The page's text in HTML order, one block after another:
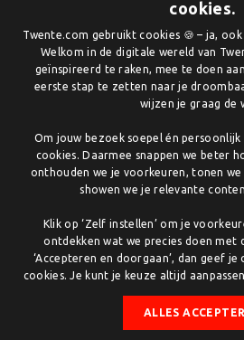
gamers en muzikanten
hebben. Er kan een
binnen drie verschillende
Onderop, Project met Innovatief
Culturele Initiatieven.
Broedplaats van Onderop
: Dit is
waar ondernemende talentvolle
industrie samenkomen of een
plek voor creatieve, experimentele
bundeling van krachten,
concepten.
Project met Innovatief Karakter:
Twente gevestigd zijn kunnen een
een Project met Innovatief
cookies.
Twente.com gebruikt cookies 🍪 – ja,
Welkom in de digitale wereld van
geïnspireerd te raken, mee te doen
eerste stap te zetten naar je
wijzen je graag de
Om jouw bezoek soepel én persoonlijk
cookies. Daarmee snappen we beter
onthouden we je voorkeuren, tonen
showen we je relevante
Klik op ‘Zelf instellen’ om je
ontdekken wat we precies doen met
‘Accepteren en doorgaan’, dan geef
cookies. Je kunt je keuze altijd
ALLES